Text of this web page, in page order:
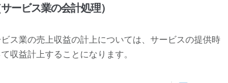
ービス業の会計処理）
ス業の売上収益の計上については、サービスの提供時
収益計上することになります。